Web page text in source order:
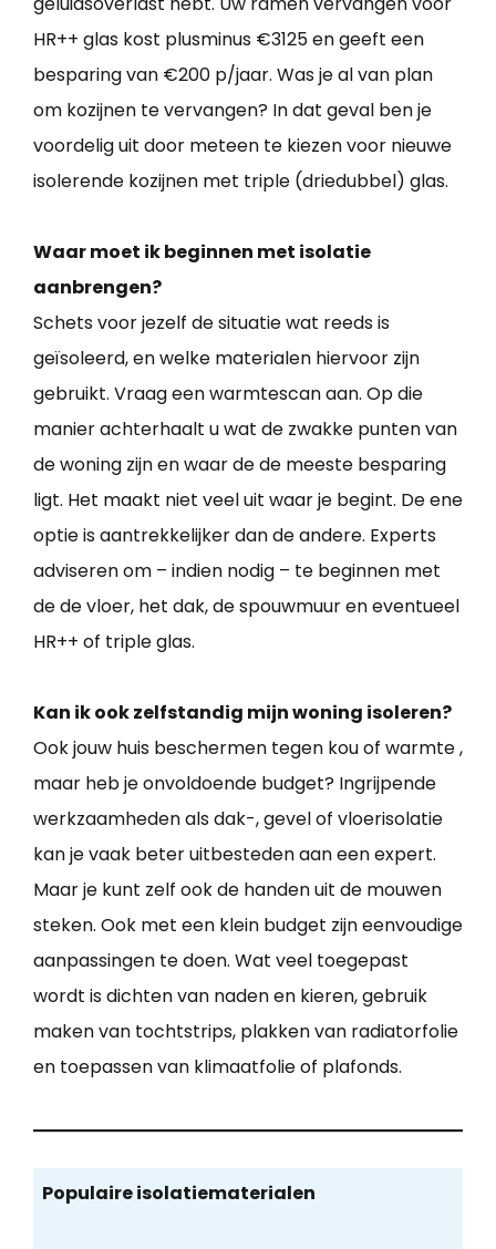
HR++ glas kost plusminus €3125 en geeft een
besparing van €200 p/jaar. Was je al van plan
om kozijnen te vervangen? In dat geval ben je
voordelig uit door meteen te kiezen voor nieuwe
isolerende kozijnen met triple (driedubbel) glas.
Waar moet ik beginnen met isolatie
aanbrengen?
Schets voor jezelf de situatie wat reeds is
geïsoleerd, en welke materialen hiervoor zijn
gebruikt. Vraag een warmtescan aan. Op die
manier achterhaalt u wat de zwakke punten van
de woning zijn en waar de de meeste besparing
ligt. Het maakt niet veel uit waar je begint. De ene
optie is aantrekkelijker dan de andere. Experts
adviseren om – indien nodig – te beginnen met
de de vloer, het dak, de spouwmuur en eventueel
HR++ of triple glas.
Kan ik ook zelfstandig mijn woning isoleren?
Ook jouw huis beschermen tegen kou of warmte ,
maar heb je onvoldoende budget? Ingrijpende
werkzaamheden als dak-, gevel of vloerisolatie
kan je vaak beter uitbesteden aan een expert.
Maar je kunt zelf ook de handen uit de mouwen
steken. Ook met een klein budget zijn eenvoudige
aanpassingen te doen. Wat veel toegepast
wordt is dichten van naden en kieren, gebruik
maken van tochtstrips, plakken van radiatorfolie
en toepassen van klimaatfolie of plafonds.
Populaire isolatiematerialen